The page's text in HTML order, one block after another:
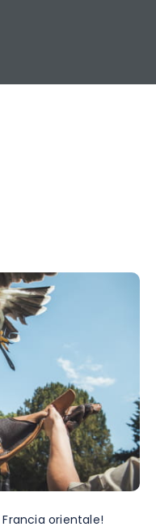
orientale!